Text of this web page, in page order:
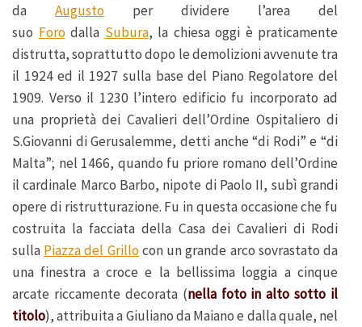
da Augusto per dividere l’area del
suo Forodalla Subura, la chiesa oggi è praticamente
distrutta, soprattutto dopo le demolizioni avvenute tra
il 1924 ed il 1927 sulla base del Piano Regolatore del
1909. Verso il 1230 l’intero edificio fu incorporato ad
una proprietà dei Cavalieri dell’Ordine Ospitaliero di
S.Giovanni di Gerusalemme, detti anche “di Rodi” e “di
Malta”; nel 1466, quando fu priore romano dell’Ordine
il cardinale Marco Barbo, nipote di Paolo II, subì grandi
opere di ristrutturazione. Fu in questa occasione che fu
costruita la facciata della Casa dei Cavalieri di Rodi
sulla Piazza del Grillocon un grande arco sovrastato da
una finestra a croce e la bellissima loggia a cinque
arcate riccamente decorata (nella foto in alto sotto il
titolo), attribuita a Giuliano da Maiano e dalla quale, nel